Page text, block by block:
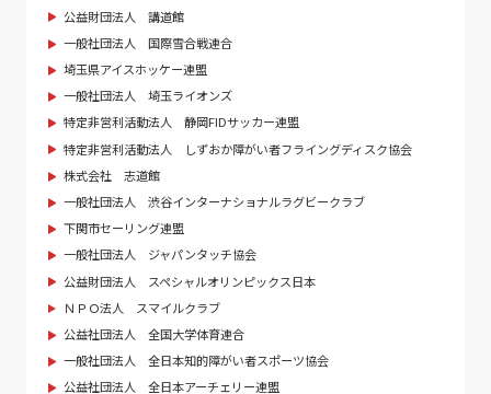
公益財団法人 講道館
一般社団法人 国際雪合戦連合
埼玉県アイスホッケー連盟
一般社団法人 埼玉ライオンズ
特定非営利活動法人 静岡FIDサッカー連盟
特定非営利活動法人 しずおか障がい者フライングディスク協会
株式会社 志道館
一般社団法人 渋谷インターナショナルラグビークラブ
下関市セーリング連盟
一般社団法人 ジャパンタッチ協会
公益財団法人 スペシャルオリンピックス日本
ＮＰＯ法人 スマイルクラブ
公益社団法人 全国大学体育連合
一般社団法人 全日本知的障がい者スポーツ協会
公益社団法人 全日本アーチェリー連盟